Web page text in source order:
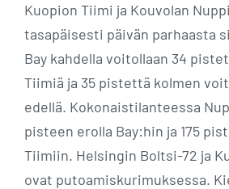
Kuopion Tiimi ja Kouvolan
tasapäisesti päivän parhaasta
Bay kahdella voitollaan 34
Tiimiä ja 35 pistettä kolmen
edellä. Kokonaistilanteessa
pisteen erolla Bay:hin ja 175
Tiimiin. Helsingin Boltsi-72 ja
ovat putoamiskurimuksessa.